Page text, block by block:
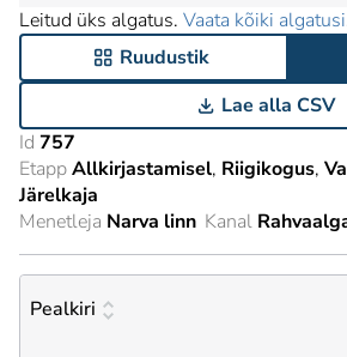
Leitud üks algatus. Vaata kõiki algatusi
Ruudustik
Lae alla CSV
Id 757
EtappAllkirjastamisel Riigikogus
Järelkaja
Menetleja Narva linn Kanal
Pealkiri